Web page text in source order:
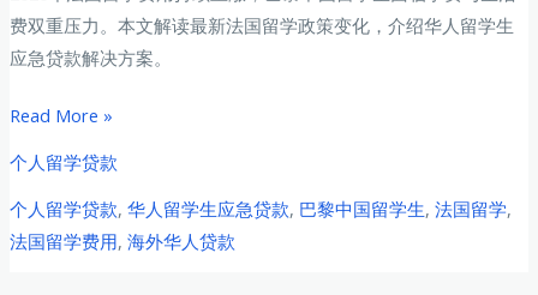
务
需
应
对
南
费双重压力。本文解读最新法国留学政策变化，介绍华人留学生
应急贷款解决方案。
2026
法
国
留
Read More »
个人留学贷款
个人留学贷款, 华人留学生应急贷款, 巴黎中国留学生, 法国留学,
法国留学费用, 海外华人贷款